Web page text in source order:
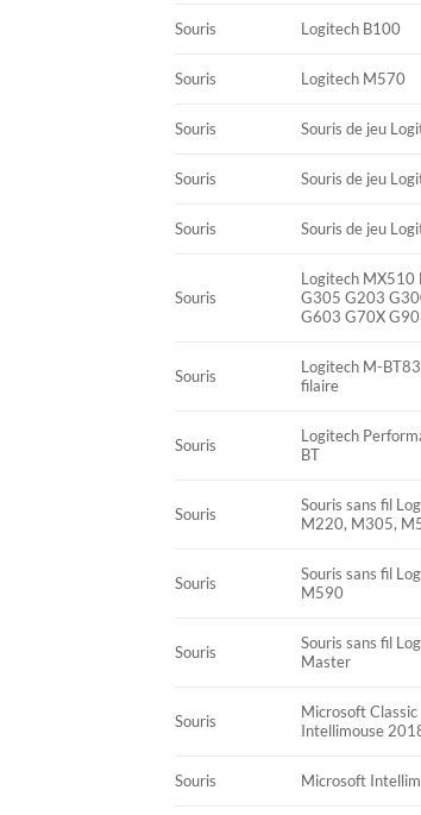
Souris Logitech B100
Souris Logitech M570
Souris Souris de jeu
Souris Souris de jeu
Souris Souris de jeu
Souris
Logitech MX510
G305 G203
G603 G70X
Souris
Logitech M-
filaire
Souris
Logitech
BT
Souris
Souris sans fil
M220, M305,
Souris
Souris sans fil
M590
Souris
Souris sans fil
Master
Souris
Microsoft Classic
Intellimouse
Souris Microsoft